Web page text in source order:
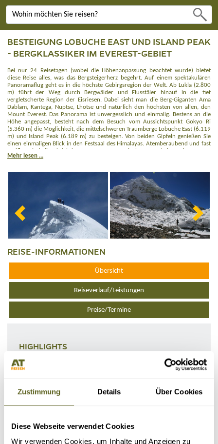
Zustimmung Details Über Cookies
Diese Webseite verwendet Cookies
Wir verwenden Cookies, um Inhalte und Anzeigen zu
BESTEIGUNG LOBUCHE EAST UND ISLAND PEAK
- BERGKLASSIKER IM EVEREST-GEBIET
Bei nur 24 Reisetagen (wobei die Höhenanpassung beachtet wurde) bietet
diese Reise alles, was das Bergsteigerherz begehrt. Auf einem spektakulären
Panoramaflug geht es in die höchste Gebirgsregion der Welt. Ab Lukla (2.800
m) führt der Weg durch Bergwälder und Flusstäler hinauf in die tief
vergletscherte Region der Eisriesen. Dabei sieht man die Berg-Giganten Ama
Dablam, Kantega, Nuptse, Lhotse und natürlich den höchsten von allen, den
Mount Everest. Das Panorama ist unvergesslich und einmalig. Bestens an die
Höhe angepasst, besteht nach dem Besuch vom Aussichtspunkt Gokyo Ri
(5.360 m) die Möglichkeit, die mittelschweren Traumberge Lobuche East (6.119
m) und Island Peak (6.189 m) zu besteigen. Von beiden Gipfeln genießen Sie
einen einmaligen Blick in den Festsaal des Himalayas. Atemberaubend und fast
Die kulturellen Höhepunkte, wie der Besuch von Klöstern und Sherpadörfern
Mehr lesen ...
REISE-INFORMATIONEN
Übersicht
Reiseverlauf/Leistungen
Preise/Termine
HIGHLIGHTS
Große Trekkingrunde zu den 6.000ern Lobuche East und Island Peak
Lodge- und Zelttrekking in atemberaubender Landschaft
Berühmte buddhistische Klöster Pangpoche und Tengboche
Aussichtsgipfel Gokyo Ri (5.360 m)
KURZINFORMATIONEN
Reiseart:Gruppenreise, Individualreise